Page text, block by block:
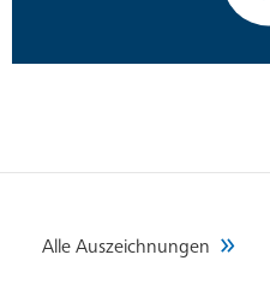
Alle Auszeichnungen